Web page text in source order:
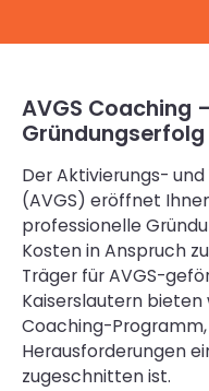
AVGS Coaching
Der Aktivierungs-
(AVGS) eröffnet
professionelle
Kosten in Anspruch
Träger für AVGS-
Kaiserslautern bieten
Coaching-
Herausforderungen
zugeschnitten ist.